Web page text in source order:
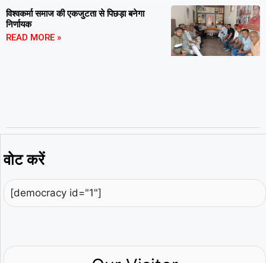
विश्वकर्मा समाज की एकजुटता से पिछड़ा बनेगा
निर्णायक
READ MORE »
वोट करें
[democracy id="1"]